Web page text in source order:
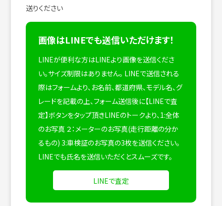
送りください
画像はLINEでも送信いただけます！
LINEが便利な方はLINEより画像を送信くださ
い。サイズ制限はありません。 LINEで送信される
際はフォームより、お名前、都道府県、モデル名、グ
レードを記載の上、フォーム送信後に【LINEで査
定】ボタンをタップ頂きLINEのトークより、1:全体
のお写真 ２：メーターのお写真(走行距離の分か
るもの) 3:車検証のお写真の3枚を送信ください。
LINEでも氏名を送信いただくとスムーズです。
LINEで査定